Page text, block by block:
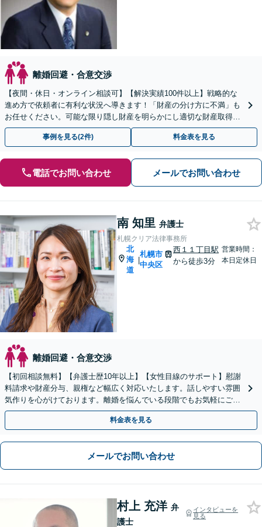
離婚回避・合意交渉
【夜間・休日・オンライン相談可】【解決実績100件以上】戦略的な
進め方で依頼者に有利な状況へ導きます！「財産の分け方に不満」も
お任せください。可能な限り隠し財産を明らかにし適切な財産取得
へ。不貞の証拠の有効なアドバイス【子連れ相談可】
事例を見る(2件) 料金表を見る
電話でお問い合わせ メールでお問い合わせ
南 知里 弁護士
札幌クリア法律事務所
北
海
道
|
札幌市
中央区
西１１丁目駅
から徒歩3分
営業時間：
本日定休日
離婚回避・合意交渉
【初回相談無料】【弁護士歴10年以上】【女性目線のサポート】慰謝
料請求や財産分与、親権など幅広く対応いたします。話しやすい雰囲
気作りを心がけております。離婚を悩んでいる段階でもお気軽にご相
談ください【西11丁目駅3分】
料金表を見る
メールでお問い合わせ
村上 充洋 弁
護士
インタビューを
見る